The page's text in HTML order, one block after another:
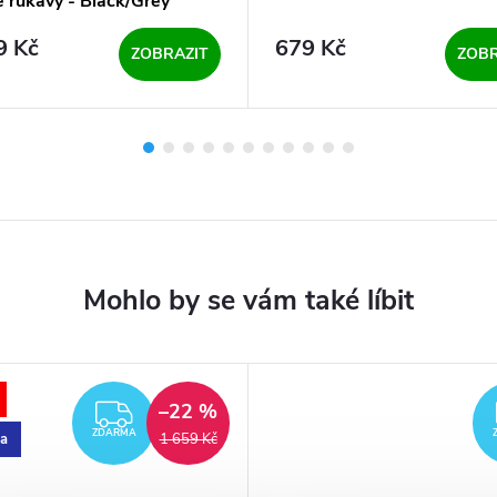
Kč ZOBRAZIT 679 Kč
ZDARMA
ZDARMA 1 659 Kč
–22 %